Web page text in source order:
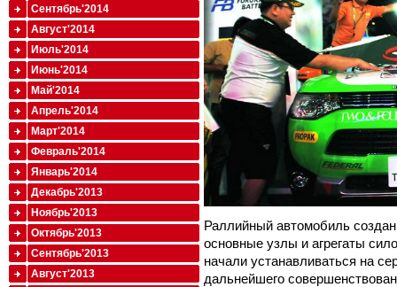
Раллийный автомобиль
основные узлы и агрегаты
начали устанавливаться на
дальнейшего
Сентябрь'2014
Август'2014
Июль'2014
Июнь'2014
Май'2014
Апрель'2014
Март'2014
Февраль'2014
Январь'2014
Декабрь'2013
Ноябрь'2013
Октябрь'2013
Сентябрь'2013
Август'2013